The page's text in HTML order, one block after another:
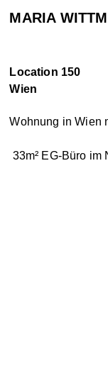
MARIA
Location 150
Wien
Wohnung in Wien
33m² EG-Büro im